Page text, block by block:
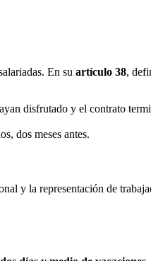
En su artículo 38,
disfrutado y el contrato
dos meses antes.
y la representación de